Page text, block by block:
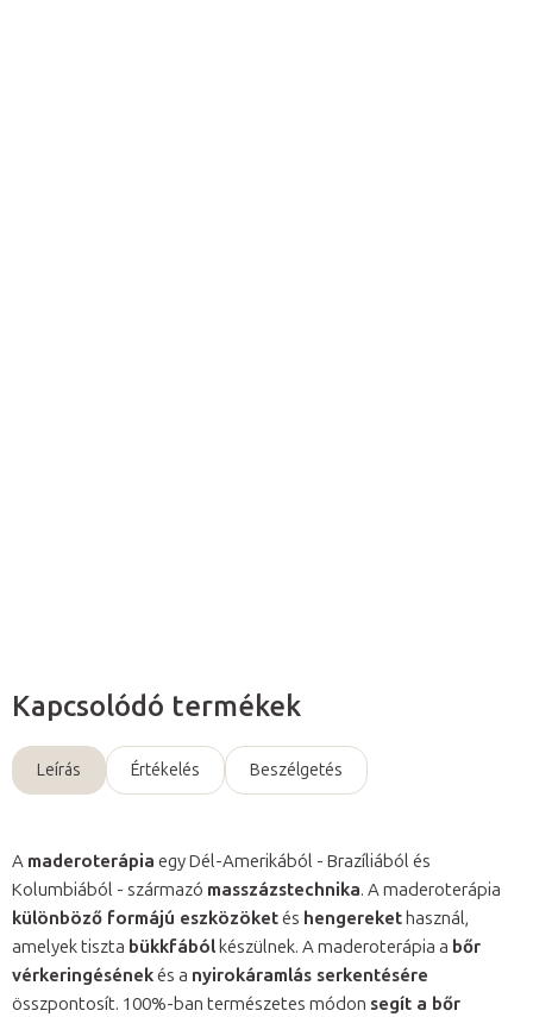
Kapcsolódó termékek
Leírás Értékelés Beszélgetés
A maderoterápia egy Dél-Amerikából - Brazíliából és
Kolumbiából - származó masszázstechnika. A maderoterápia
különböző formájú eszközöketés hengereket használ,
amelyek tiszta bükkfából készülnek. A maderoterápia a bőr
vérkeringésénekés a nyirokáramlás serkentésére
összpontosít. 100%-ban természetes módon segít a bőr